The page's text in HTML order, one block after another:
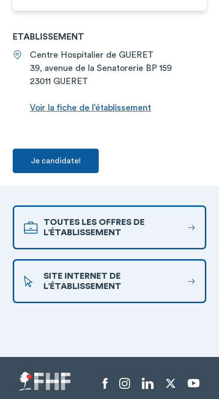
ETABLISSEMENT
Centre Hospitalier de GUERET
39, avenue de la Senatorerie BP 159
23011 GUERET
Voir la fiche de l’établissement
Je candidate!
TOUTES LES OFFRES DE
L’ÉTABLISSEMENT
SITE INTERNET DE
L’ÉTABLISSEMENT
Menu liens sociaux